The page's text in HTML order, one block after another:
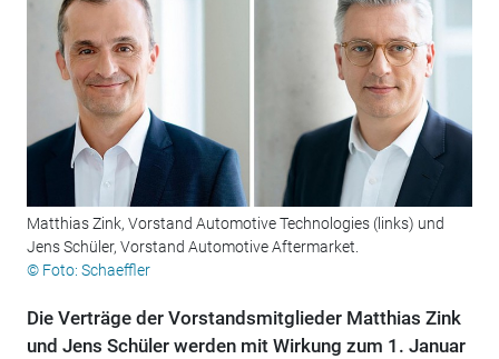
Matthias Zink, Vorstand Automotive Technologies (links) und
Jens Schüler, Vorstand Automotive Aftermarket.
© Foto: Schaeffler
Die Verträge der Vorstandsmitglieder Matthias Zink
und Jens Schüler werden mit Wirkung zum 1. Januar